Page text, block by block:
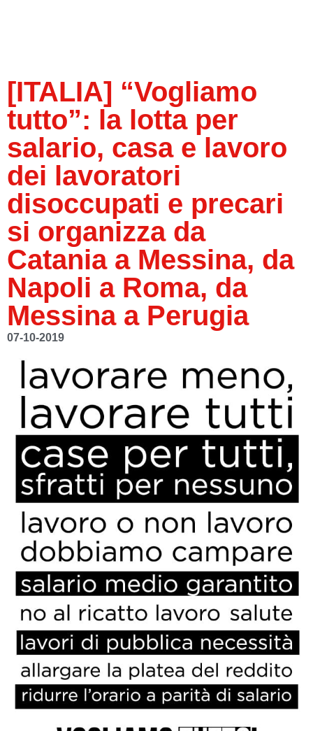
[ITALIA] “Vogliamo
tutto”: la lotta per
salario, casa e lavoro
dei lavoratori
disoccupati e precari
si organizza da
Catania a Messina, da
Napoli a Roma, da
Messina a Perugia
07-10-2019